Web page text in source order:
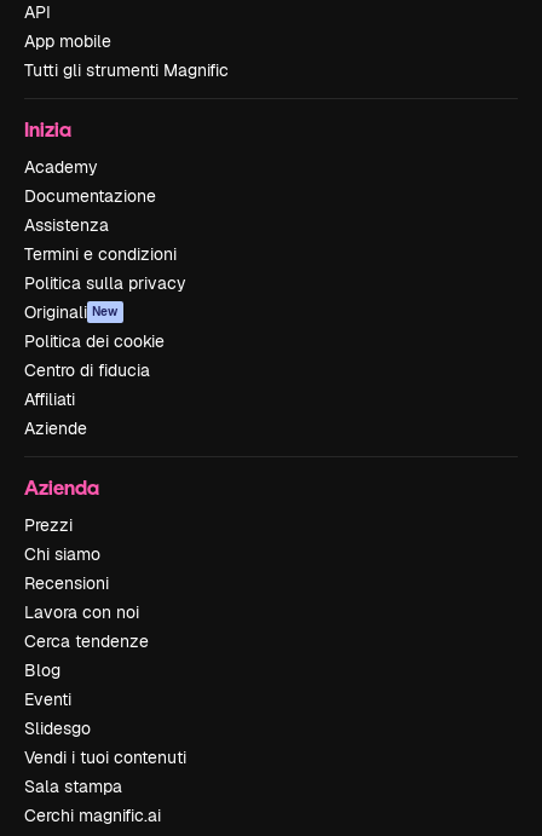
API
App mobile
Tutti gli strumenti Magnific
Inizia
Academy
Documentazione
Assistenza
Termini e condizioni
Politica sulla privacy
Originali New
Politica dei cookie
Centro di fiducia
Affiliati
Aziende
Azienda
Prezzi
Chi siamo
Recensioni
Lavora con noi
Cerca tendenze
Blog
Eventi
Slidesgo
Vendi i tuoi contenuti
Sala stampa
Cerchi magnific.ai